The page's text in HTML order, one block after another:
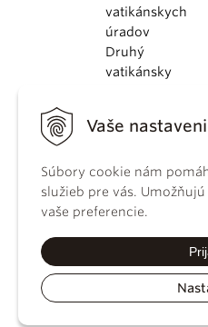
Vaše
Súbory cookie nám
služieb pre vás.
vaše preferencie.
vatikánskych
úradov
Druhý
vatikánsky
KBS
kánonického
práva
Katechizmus